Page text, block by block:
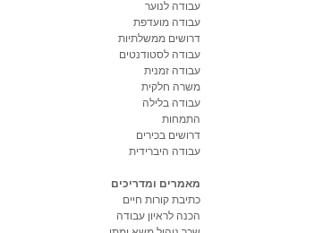
עבודה לנוער
עבודה מועדפת
דרושים ממשלתיות
עבודה לסטודנטים
עבודה זמנית
משרה חלקית
עבודה בלילה
התמחות
דרושים בכירים
עבודה היברידית
מאמרים ומדריכים
כתיבת קורות חיים
הכנה לראיון עבודה